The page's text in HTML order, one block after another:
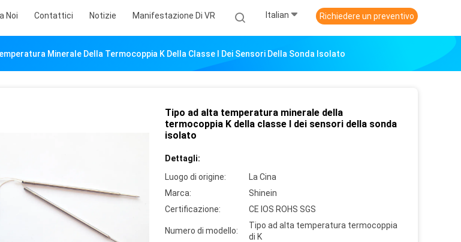
Noi Contattici Notizie Manifestazione Di VR Italian Richiedere un preventivo
Minerale Della Termocoppia K Della Classe I Dei Sensori Della Sonda Isolato
Tipo ad alta temperatura minerale della
termocoppia K della classe I dei sensori della sonda
isolato
Dettagli:
Luogo di origine:
La Cina
Marca:
Shinein
Certificazione:
CE IOS ROHS SGS
Numero di modello:
Tipo ad alta temperatura termocoppia
di K